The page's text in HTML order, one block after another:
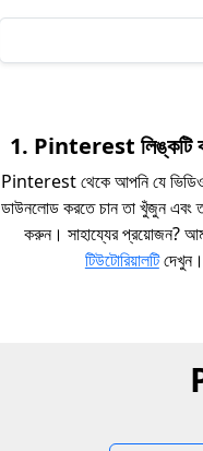
1. Pinterest লিঙ্কটি
Pinterest থেকে আপনি যে
ডাউনলোড করতে চান তা খুঁজুন এবং
করুন। সাহায্যের প্রয়োজন?
টিউটোরিয়ালটিদেখুন।